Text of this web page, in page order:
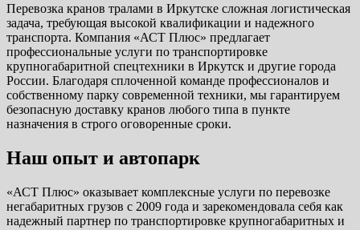
Перевозка кранов тралами в Иркутске сложная логистическая
задача, требующая высокой квалификации и надежного
транспорта. Компания «АСТ Плюс» предлагает
профессиональные услуги по транспортировке
крупногабаритной спецтехники в Иркутск и другие города
России. Благодаря сплоченной команде профессионалов и
собственному парку современной техники, мы гарантируем
безопасную доставку кранов любого типа в пункте
назначения в строго оговоренные сроки.
Наш опыт и автопарк
«АСТ Плюс» оказывает комплексные услуги по перевозке
негабаритных грузов с 2009 года и зарекомендовала себя как
надежный партнер по транспортировке крупногабаритных и